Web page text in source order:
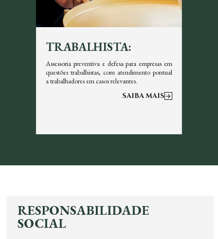
TRABALHISTA:
Assessoria preventiva e defesa para empresas em
questões trabalhistas, com atendimento pontual
a trabalhadores em casos relevantes.
SAIBA MAIS
RESPONSABILIDADE
SOCIAL